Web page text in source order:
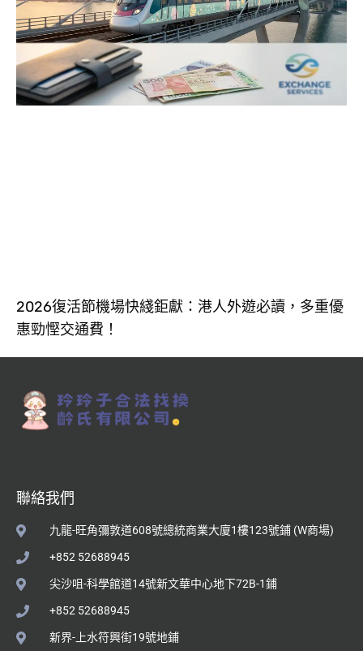
2026復活節機場快綫鉅獻：港人外遊必讀，多重優
惠勁慳交通費！
聯絡我們
九龍-旺角彌敦道608號總統商業大廈1樓123號鋪 (W商場)
+852 52688945
尖沙咀-科學館道14號新文華中心地下72B-1鋪
+852 52688945
新界-上水符興街19號地鋪